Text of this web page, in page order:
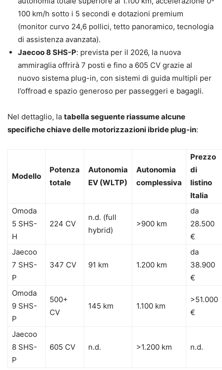
100 km/h sotto i 5 secondi e dotazioni premium
(monitor curvo 24,6 pollici, tetto panoramico, tecnologia
di assistenza avanzata).
Jaecoo 8 SHS-P: prevista per il 2026, la nuova
ammiraglia offrirà 7 posti e fino a 605 CV grazie al
nuovo sistema plug-in, con sistemi di guida multipli per
l’offroad e spazio generoso per passeggeri e bagagli.
Nel dettaglio, la tabella seguente riassume alcune
specifiche chiave delle motorizzazioni ibride plug-in:
Modello
Potenza
totale
Autonomia
EV (WLTP)
Autonomia
complessiva
Prezzo
di
listino
Italia
Omoda
5 SHS-
H
224 CV
n.d. (full
hybrid)
>900 km
da
28.500
€
Jaecoo
7 SHS-
P
347 CV 91 km 1.200 km
da
38.900
€
Omoda
9 SHS-
P
500+
CV
145 km 1.100 km
>51.000
€
Jaecoo
8 SHS-
P
605 CV n.d. >1.200 km n.d.